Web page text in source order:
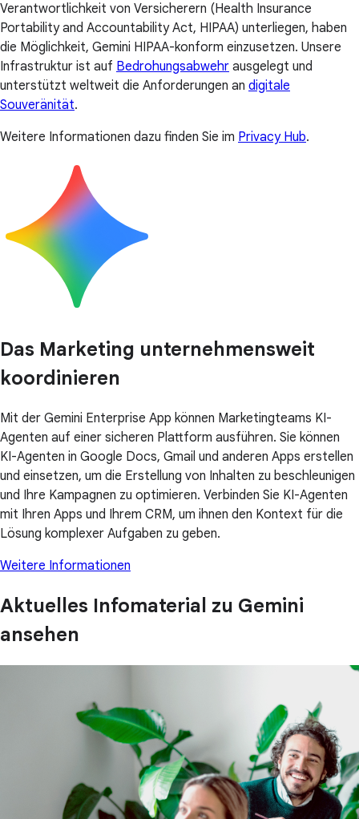
Verantwortlichkeit von Versicherern (Health Insurance
Portability and Accountability Act, HIPAA) unterliegen, haben
die Möglichkeit, Gemini HIPAA-konform einzusetzen. Unsere
Infrastruktur ist auf Bedrohungsabwehr ausgelegt und
unterstützt weltweit die Anforderungen an digitale
Souveränität.
Weitere Informationen dazu finden Sie im Privacy Hub.
Das Marketing unternehmensweit
koordinieren
Mit der Gemini Enterprise App können Marketingteams KI-
Agenten auf einer sicheren Plattform ausführen. Sie können
KI-Agenten in Google Docs, Gmail und anderen Apps erstellen
und einsetzen, um die Erstellung von Inhalten zu beschleunigen
und Ihre Kampagnen zu optimieren. Verbinden Sie KI-Agenten
mit Ihren Apps und Ihrem CRM, um ihnen den Kontext für die
Lösung komplexer Aufgaben zu geben.
Weitere Informationen
Aktuelles Infomaterial zu Gemini
ansehen